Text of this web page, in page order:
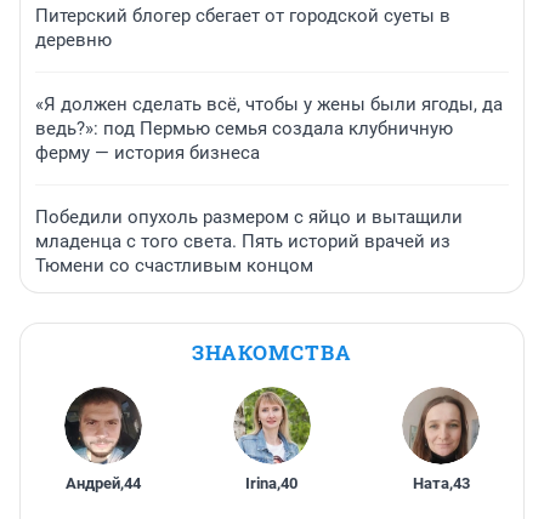
Питерский блогер сбегает от городской суеты в
деревню
«Я должен сделать всё, чтобы у жены были ягоды, да
ведь?»: под Пермью семья создала клубничную
ферму — история бизнеса
Победили опухоль размером с яйцо и вытащили
младенца с того света. Пять историй врачей из
Тюмени со счастливым концом
ЗНАКОМСТВА
Андрей,44 Irina,40 Ната,43